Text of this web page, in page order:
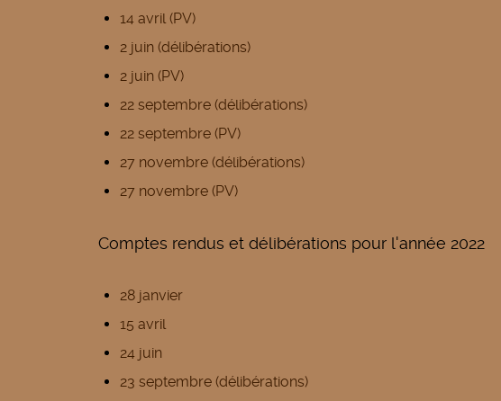
14 avril (PV)
2 juin (délibérations)
2 juin (PV)
22 septembre (délibérations)
22 septembre (PV)
27 novembre (délibérations)
27 novembre (PV)
Comptes rendus et délibérations pour l'année 2022
28 janvier
15 avril
24 juin
23 septembre (délibérations)